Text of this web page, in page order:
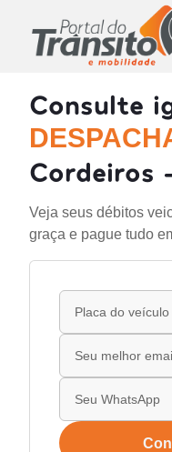
Consulte
Cordeiros
Veja seus débitos
graça e pague tudo